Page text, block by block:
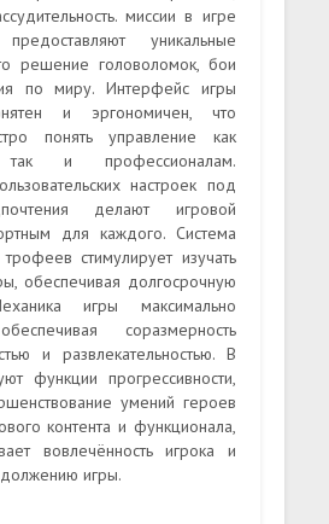
миссии в игре
уникальные
решение головоломок, бои
по миру. Интерфейс игры
и эргономичен, что
понять управление как
так и профессионалам.
настроек под
делают игровой
для каждого. Система
стимулирует изучать
обеспечивая долгосрочную
игры максимально
соразмерность
и развлекательностью. В
функции прогрессивности,
умений героев
контента и функционала,
вовлечённость игрока и
игры.